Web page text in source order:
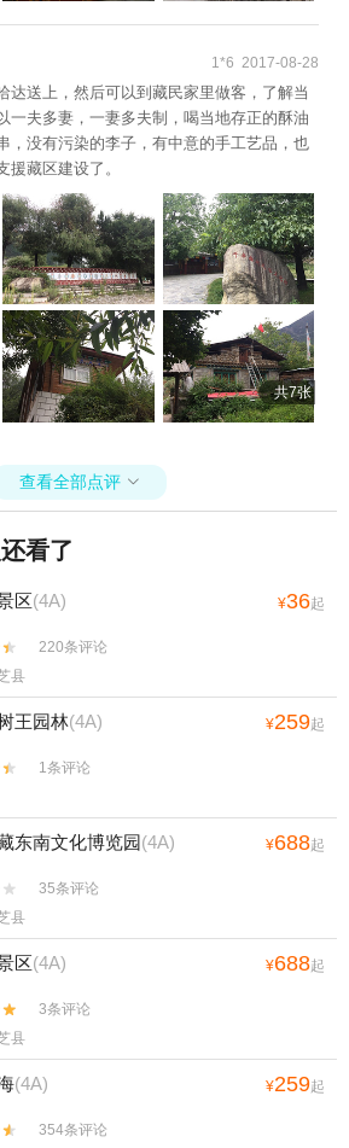
1*6 2017-08-28
达送上，然后可以到藏民家里做客，了解当
一夫多妻，一妻多夫制，喝当地存正的酥油
，没有污染的李子，有中意的手工艺品，也
援藏区建设了。
共7张
查看全部点评 
看了
区(4A) ¥36起
220条评论
县
王园林(4A) ¥259起
1条评论
东南文化博览园(4A) ¥688起
35条评论
县
区(4A) ¥688起
3条评论
县
(4A) ¥259起
354条评论